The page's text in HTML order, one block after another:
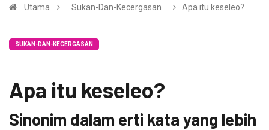
Utama Sukan-Dan-Kecergasan Apa itu keseleo?
SUKAN-DAN-KECERGASAN
Apa itu keseleo?
Sinonim dalam erti kata yang lebih